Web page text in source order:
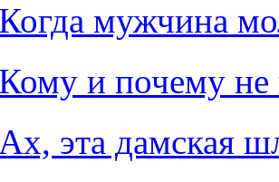
Когда мужчина
Кому и почему не
Ах, эта дамская